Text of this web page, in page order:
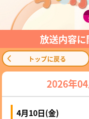
放送内容
トップに戻る
2026年
4月10日(金)